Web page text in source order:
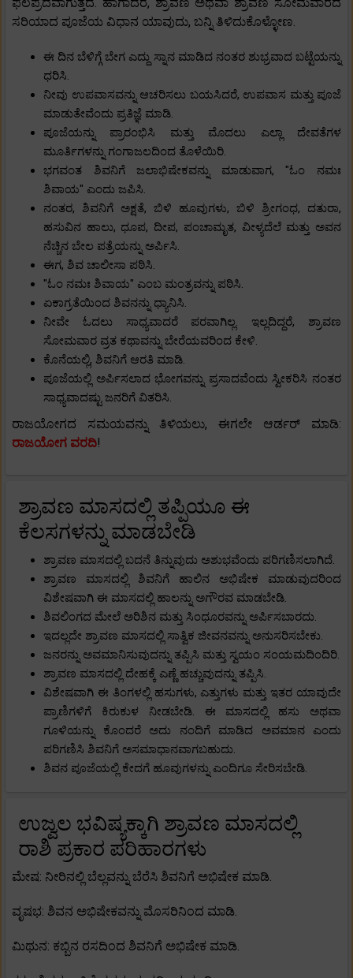
ಸರಿಯಾದ ಪೂಜೆಯ ವಿಧಾನ ಯಾವುದು, ಬನ್ನಿ ತಿಳಿದುಕೊಳ್ಳೋಣ.
ಈ ದಿನ ಬೆಳಿಗ್ಗೆ ಬೇಗ ಎದ್ದು ಸ್ನಾನ ಮಾಡಿದ ನಂತರ ಶುಭ್ರವಾದ ಬಟ್ಟೆಯನ್ನು
ಧರಿಸಿ.
ನೀವು ಉಪವಾಸವನ್ನು ಆಚರಿಸಲು ಬಯಸಿದರೆ, ಉಪವಾಸ ಮತ್ತು ಪೂಜೆ
ಮಾಡುತೇವೆಂದು ಪ್ರತಿಜ್ಞೆ ಮಾಡಿ.
ಪೂಜೆಯನ್ನು ಪ್ರಾರಂಭಿಸಿ ಮತ್ತು ಮೊದಲು ಎಲ್ಲಾ ದೇವತೆಗಳ
ಮೂರ್ತಿಗಳನ್ನು ಗಂಗಾಜಲದಿಂದ ತೊಳೆಯಿರಿ.
ಭಗವಂತ ಶಿವನಿಗೆ ಜಲಾಭಿಷೇಕವನ್ನು ಮಾಡುವಾಗ, "ಓಂ ನಮಃ
ಶಿವಾಯ" ಎಂದು ಜಪಿಸಿ.
ನಂತರ, ಶಿವನಿಗೆ ಅಕ್ಷತೆ, ಬಿಳಿ ಹೂವುಗಳು, ಬಿಳಿ ಶ್ರೀಗಂಧ, ದತುರಾ,
ಹಸುವಿನ ಹಾಲು, ಧೂಪ, ದೀಪ, ಪಂಚಾಮೃತ, ವೀಳ್ಯದೆಲೆ ಮತ್ತು ಅವನ
ನೆಚ್ಚಿನ ಬೇಲ ಪತ್ರೆಯನ್ನು ಅರ್ಪಿಸಿ.
ಈಗ, ಶಿವ ಚಾಲೀಸಾ ಪಠಿಸಿ.
"ಓಂ ನಮಃ ಶಿವಾಯ" ಎಂಬ ಮಂತ್ರವನ್ನು ಪಠಿಸಿ.
ಏಕಾಗ್ರತೆಯಿಂದ ಶಿವನನ್ನು ಧ್ಯಾನಿಸಿ.
ನೀವೇ ಓದಲು ಸಾಧ್ಯವಾದರೆ ಪರವಾಗಿಲ್ಲ. ಇಲ್ಲದಿದ್ದರೆ, ಶ್ರಾವಣ
ಸೋಮವಾರ ವ್ರತ ಕಥಾವನ್ನು ಬೇರೆಯವರಿಂದ ಕೇಳಿ.
ಕೊನೆಯಲ್ಲಿ, ಶಿವನಿಗೆ ಆರತಿ ಮಾಡಿ.
ಪೂಜೆಯಲ್ಲಿ ಅರ್ಪಿಸಲಾದ ಭೋಗವನ್ನು ಪ್ರಸಾದವೆಂದು ಸ್ವೀಕರಿಸಿ ನಂತರ
ಸಾಧ್ಯವಾದಷ್ಟು ಜನರಿಗೆ ವಿತರಿಸಿ.
ರಾಜಯೋಗದ ಸಮಯವನ್ನು ತಿಳಿಯಲು, ಈಗಲೇ ಆರ್ಡರ್ ಮಾಡಿ:
ರಾಜಯೋಗ ವರದಿ!
ಶ್ರಾವಣ ಮಾಸದಲ್ಲಿ ತಪ್ಪಿಯೂ ಈ
ಕೆಲಸಗಳನ್ನು ಮಾಡಬೇಡಿ
ಶ್ರಾವಣ ಮಾಸದಲ್ಲಿ ಬದನೆ ತಿನ್ನುವುದು ಅಶುಭವೆಂದು ಪರಿಗಣಿಸಲಾಗಿದೆ.
ಶ್ರಾವಣ ಮಾಸದಲ್ಲಿ ಶಿವನಿಗೆ ಹಾಲಿನ ಅಭಿಷೇಕ ಮಾಡುವುದರಿಂದ
ವಿಶೇಷವಾಗಿ ಈ ಮಾಸದಲ್ಲಿ ಹಾಲನ್ನು ಅಗೌರವ ಮಾಡಬೇಡಿ.
ಶಿವಲಿಂಗದ ಮೇಲೆ ಅರಿಶಿನ ಮತ್ತು ಸಿಂಧೂರವನ್ನು ಅರ್ಪಿಸಬಾರದು.
ಇದಲ್ಲದೇ ಶ್ರಾವಣ ಮಾಸದಲ್ಲಿ ಸಾತ್ವಿಕ ಜೀವನವನ್ನು ಅನುಸರಿಸಬೇಕು.
ಜನರನ್ನು ಅವಮಾನಿಸುವುದನ್ನು ತಪ್ಪಿಸಿ ಮತ್ತು ಸ್ವಯಂ ಸಂಯಮದಿಂದಿರಿ.
ಶ್ರಾವಣ ಮಾಸದಲ್ಲಿ ದೇಹಕ್ಕೆ ಎಣ್ಣೆ ಹಚ್ಚುವುದನ್ನು ತಪ್ಪಿಸಿ.
ವಿಶೇಷವಾಗಿ ಈ ತಿಂಗಳಲ್ಲಿ ಹಸುಗಳು, ಎತ್ತುಗಳು ಮತ್ತು ಇತರ ಯಾವುದೇ
ಪ್ರಾಣಿಗಳಿಗೆ ಕಿರುಕುಳ ನೀಡಬೇಡಿ. ಈ ಮಾಸದಲ್ಲಿ ಹಸು ಅಥವಾ
ಗೂಳಿಯನ್ನು ಕೊಂದರೆ ಅದು ನಂದಿಗೆ ಮಾಡಿದ ಅವಮಾನ ಎಂದು
ಪರಿಗಣಿಸಿ ಶಿವನಿಗೆ ಅಸಮಾಧಾನವಾಗಬಹುದು.
ಶಿವನ ಪೂಜೆಯಲ್ಲಿ ಕೇದಗೆ ಹೂವುಗಳನ್ನು ಎಂದಿಗೂ ಸೇರಿಸಬೇಡಿ.
ಉಜ್ವಲ ಭವಿಷ್ಯಕ್ಕಾಗಿ ಶ್ರಾವಣ ಮಾಸದಲ್ಲಿ
ರಾಶಿ ಪ್ರಕಾರ ಪರಿಹಾರಗಳು
ಮೇಷ: ನೀರಿನಲ್ಲಿ ಬೆಲ್ಲವನ್ನು ಬೆರೆಸಿ ಶಿವನಿಗೆ ಅಭಿಷೇಕ ಮಾಡಿ.
ವೃಷಭ: ಶಿವನ ಅಭಿಷೇಕವನ್ನು ಮೊಸರಿನಿಂದ ಮಾಡಿ.
ಮಿಥುನ: ಕಬ್ಬಿನ ರಸದಿಂದ ಶಿವನಿಗೆ ಅಭಿಷೇಕ ಮಾಡಿ.